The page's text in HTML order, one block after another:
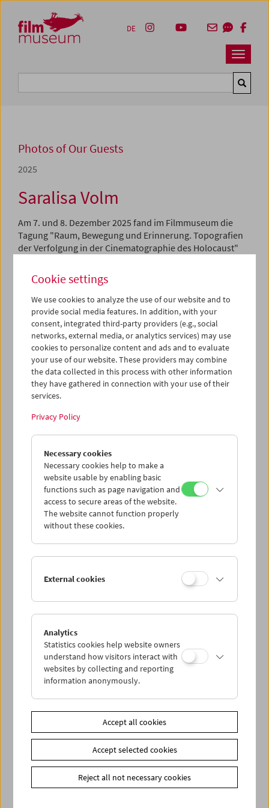
Zum Inhalt
Zum Hauptmenü
Zur Servicenavigation
Zum Suche
Navbar
DE
Photos of Our Guests
2025
Saralisa Volm
Am 7. und 8. Dezember 2025 fand im Filmmuseum die
Tagung "Raum, Bewegung und Erinnerung. Topografien
der Verfolgung in der Cinematographie des Holocaust"
dem Ludwig Boltzmann Institute for Digital History und
der Hebrew University of Jerusalem. Im Abendprogramm
wurdeSchweigend steht der Wald, das Regiedebüt von
Saralisa Volm, gezeigt. Der Spielfilm thematisiert die
Todesmärsche aus dem KZ Flossenbürg und die
verschwiegenen Massengräber, die die lokale
"Erinnerungskultur" herausfordern. Im Anschluss sprach
die Regisseurin mit Fabian Schmidt und dem Publikum.
ProgramDezember 2025 - Cinematography of the
Holocaust
< zurück zur Übersicht
Cookie settings
We use cookies to analyze the use of our website and to
provide social media features. In addition, with your
consent, integrated third-party providers (e.g., social
networks, external media, or analytics services) may use
cookies to personalize content and ads and to evaluate
your use of our website. These providers may combine
the data collected in this process with other information
they have gathered in connection with your use of their
services.
Privacy Policy
Necessary cookies
Necessary cookies help to make a
website usable by enabling basic
functions such as page navigation and
access to secure areas of the website.
The website cannot function properly
without these cookies.
External cookies
Analytics
Statistics cookies help website owners
understand how visitors interact with
websites by collecting and reporting
information anonymously.
Accept all cookies
Accept selected cookies
Reject all not necessary cookies